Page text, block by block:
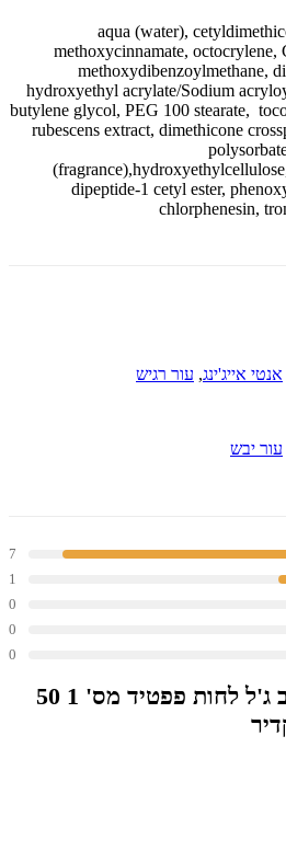
aqua (water),
methoxycinnamate,
methoxydibenzoylmethane,
hydroxyethyl acrylate/Sodium
butylene glycol, PEG 100 stearate,
rubescens extract, dimethicone
dipeptide-1 cetyl ester,
chlorphenesin,
אנטי אייג'ינג, עור רגיש
עור יבש
7
1
0
0
0
תחליב ג'ל לחות פפטיד מס' 1 50